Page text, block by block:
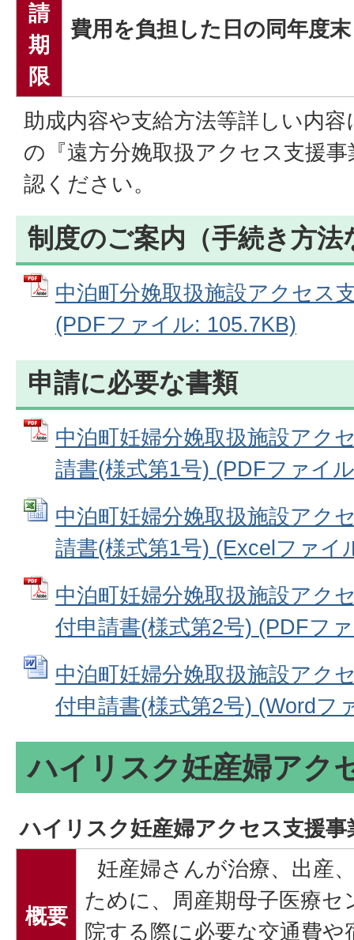
請
期
限
費用を負担した日の同年度
助成内容や支給方法等詳しい内
の『遠方分娩取扱アクセス支援
認ください。
制度のご案内（手続き方法
中泊町分娩取扱施設アクセス
(PDFファイル: 105.7KB)
申請に必要な書類
中泊町妊婦分娩取扱施設アク
請書(様式第1号) (PDFファイ
中泊町妊婦分娩取扱施設アク
請書(様式第1号) (Excelファイ
中泊町妊婦分娩取扱施設アク
付申請書(様式第2号) (PDFフ
中泊町妊婦分娩取扱施設アク
付申請書(様式第2号) (Wordフ
ハイリスク妊産婦アク
ハイリスク妊産婦アクセス支援
概要
妊産婦さんが治療、出産
ために、周産期母子医療
院する際に必要な交通費